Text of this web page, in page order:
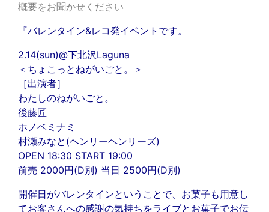
概要をお聞かせください
『バレンタイン&レコ発イベントです。
2.14(sun)@下北沢Laguna
＜ちょこっとねがいごと。＞
［出演者］
わたしのねがいごと。
後藤匠
ホノベミナミ
村瀬みなと(ヘンリーヘンリーズ)
OPEN 18:30 START 19:00
前売 2000円(D別) 当日 2500円(D別)
開催日がバレンタインということで、お菓子も用意し
てお客さんへの感謝の気持ちをライブとお菓子でお伝